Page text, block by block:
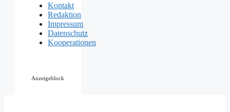
Kontakt
Redaktion
Impressum
Datenschutz
Kooperationen
Anzeigeblock